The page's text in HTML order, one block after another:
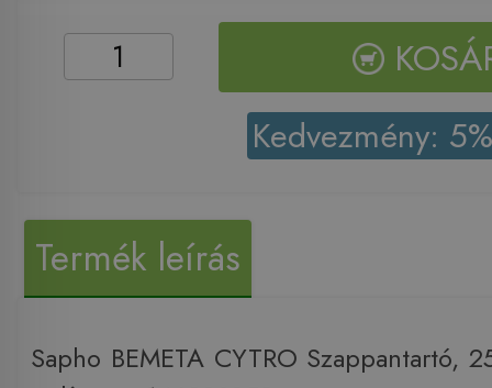
Kedvezmény:
Termék leírás
Sapho BEMETA CYTRO Szappantartó,